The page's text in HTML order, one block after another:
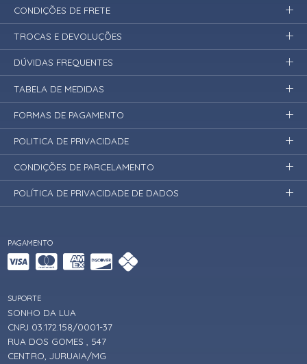
PAGAMENTO
SUPORTE
SONHO DA LUA
CNPJ 03.172.158/0001-37
RUA DOS GOMES , 547
CENTRO, JURUAIA/MG
CONDIÇÕES DE FRETE
TROCAS E DEVOLUÇÕES
DÚVIDAS FREQUENTES
TABELA DE MEDIDAS
FORMAS DE PAGAMENTO
POLITICA DE PRIVACIDADE
CONDIÇÕES DE PARCELAMENTO
POLÍTICA DE PRIVACIDADE DE DADOS